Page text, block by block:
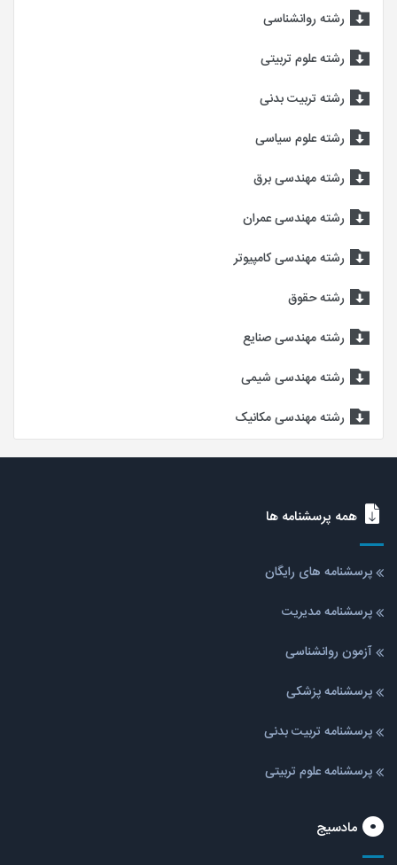
رشته روانشناسی
رشته علوم تربیتی
رشته تربیت بدنی
رشته علوم سیاسی
رشته مهندسی برق
رشته مهندسی عمران
رشته مهندسی کامپیوتر
رشته حقوق
رشته مهندسی صنایع
رشته مهندسی شیمی
رشته مهندسی مکانیک
همه پرسشنامه ها
پرسشنامه های رایگان
پرسشنامه مدیریت
آزمون روانشناسی
پرسشنامه پزشکی
پرسشنامه تربیت بدنی
پرسشنامه علوم تربیتی
مادسیج